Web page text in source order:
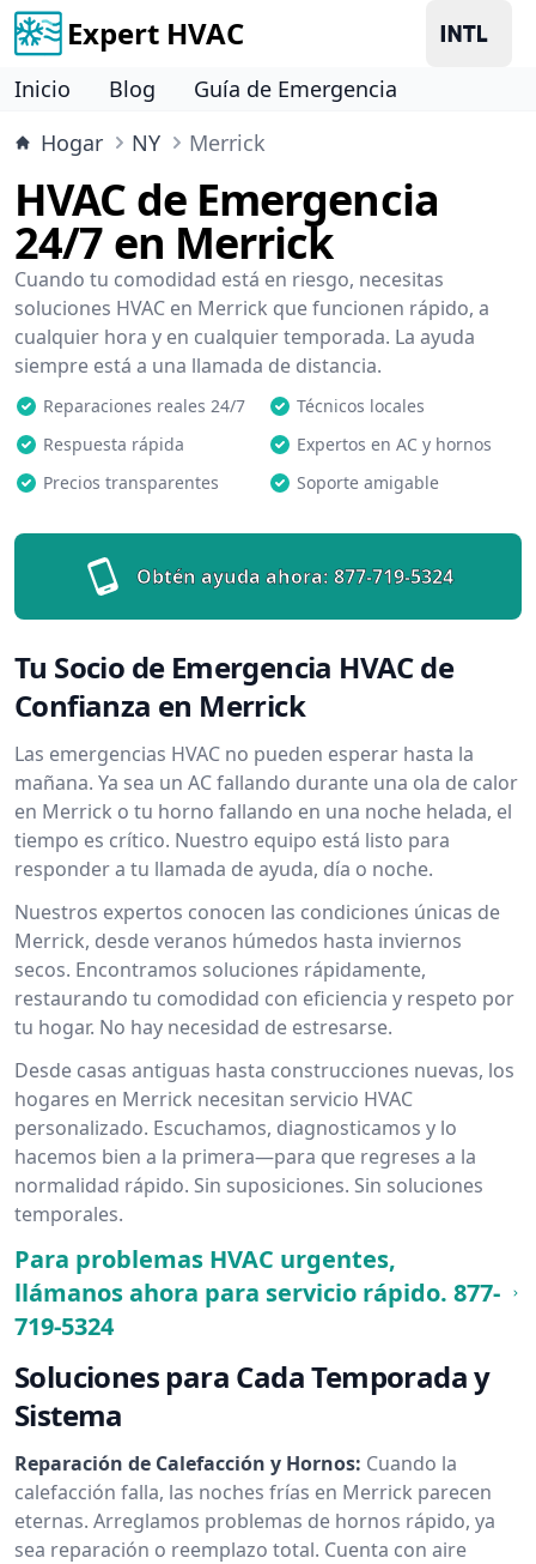
Expert HVAC
Inicio Blog
Guía de Emergencia
Hogar
NY Merrick
HVAC de Emergencia
24/7 en Merrick
Cuando tu comodidad está en riesgo, necesitas
soluciones HVAC en Merrick que funcionen rápido, a
cualquier hora y en cualquier temporada. La ayuda
siempre está a una llamada de distancia.
Reparaciones reales 24/7
Técnicos locales
Respuesta rápida
Expertos en AC y hornos
Precios transparentes
Soporte amigable
Obtén ayuda ahora: 877-719-5324
Tu Socio de Emergencia HVAC de
Confianza en Merrick
Las emergencias HVAC no pueden esperar hasta la
mañana. Ya sea un AC fallando durante una ola de calor
en Merrick o tu horno fallando en una noche helada, el
tiempo es crítico. Nuestro equipo está listo para
responder a tu llamada de ayuda, día o noche.
Nuestros expertos conocen las condiciones únicas de
Merrick, desde veranos húmedos hasta inviernos
secos. Encontramos soluciones rápidamente,
restaurando tu comodidad con eficiencia y respeto por
tu hogar. No hay necesidad de estresarse.
Desde casas antiguas hasta construcciones nuevas, los
hogares en Merrick necesitan servicio HVAC
personalizado. Escuchamos, diagnosticamos y lo
hacemos bien a la primera—para que regreses a la
normalidad rápido. Sin suposiciones. Sin soluciones
temporales.
Para problemas HVAC urgentes,
llámanos ahora para servicio rápido. 877-
719-5324
Soluciones para Cada Temporada y
Sistema
Reparación de Calefacción y Hornos: Cuando la
calefacción falla, las noches frías en Merrick parecen
eternas. Arreglamos problemas de hornos rápido, ya
sea reparación o reemplazo total. Cuenta con aire